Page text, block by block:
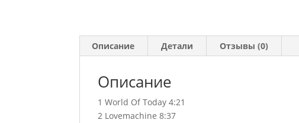
Описание Детали Отзывы (0)
Описание
1 World Of Today 4:21
2 Lovemachine 8:37